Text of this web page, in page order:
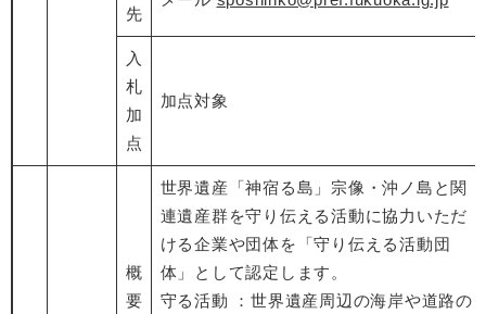
先
入
札
加
点
加点対象
概
要
世界遺産「神宿る島」宗像・沖ノ島と関
連遺産群を守り伝える活動に協力いただ
ける企業や団体を「守り伝える活動団
体」として認定します。
守る活動 ：世界遺産周辺の海岸や道路の